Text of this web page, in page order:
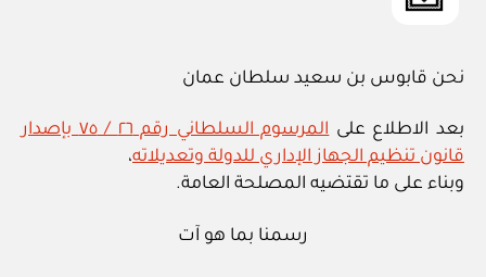
نحن قابوس بن سعيد سلطان عمان
بعد الاطلاع على
المرسوم السلطاني رقم ٢٦ / ٧٥ بإصدار
قانون تنظيم الجهاز الإداري للدولة وتعديلاته،
وبناء على ما تقتضيه المصلحة العامة.
رسمنا بما هو آت